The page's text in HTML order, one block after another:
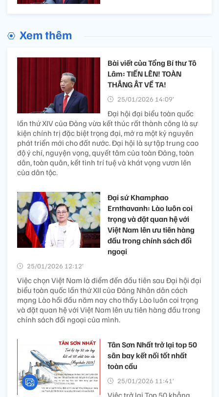
Xem thêm
Bài viết của Tổng Bí thư Tô
Lâm: TIẾN LÊN! TOÀN
THẮNG ẮT VỀ TA!
25/01/2026 14:09’
Đại hội đại biểu toàn quốc
lần thứ XIV của Đảng vừa kết thúc rất thành công là sự
kiện chính trị đặc biệt trọng đại, mở ra một kỷ nguyên
phát triển mới cho đất nước. Đại hội là sự tập trung cao
độ ý chí, nguyện vọng, quyết tâm của toàn Đảng, toàn
dân, toàn quân, kết tinh trí tuệ và khát vọng vươn lên
của dân tộc.
Đại sứ Khamphao
Ernthavanh: Lào luôn coi
trọng và đặt quan hệ với
Việt Nam lên ưu tiên hàng
đầu trong chính sách đối
ngoại
25/01/2026 12:12’
Việc chọn Việt Nam là điểm đến đầu tiên sau Đại hội đại
biểu toàn quốc lần thứ XII của Đảng Nhân dân cách
mạng Lào hồi đầu năm nay cho thấy Lào luôn coi trọng
và đặt quan hệ với Việt Nam lên ưu tiên hàng đầu trong
chính sách đối ngoại của mình.
Tân Sơn Nhất trở lại top 50
sân bay kết nối tốt nhất
toàn cầu
25/01/2026 11:41’